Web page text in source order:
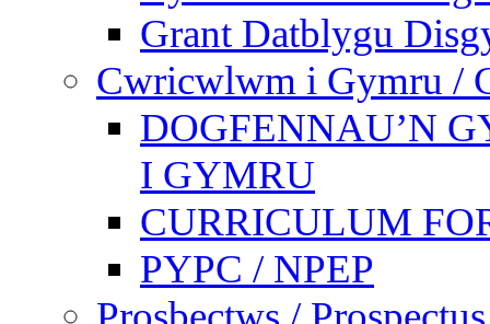
Grant Datblygu
Cwricwlwm i Gymru /
DOGFENNAU’N
I GYMRU
CURRICULUM
PYPC / NPEP